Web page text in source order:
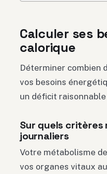
Calculer ses
calorique
Déterminer combien
vos besoins
un déficit
Sur quels critères
journaliers
Votre métabolisme
vos organes vitaux